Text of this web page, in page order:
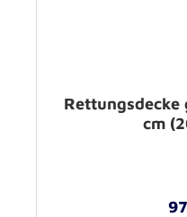
cm